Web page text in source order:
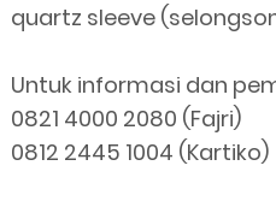
quartz sleeve
Untuk informasi dan
0821 4000 2080 (Fajri)
0812 2445 1004 (Kartiko)